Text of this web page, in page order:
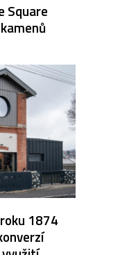
Square
1874